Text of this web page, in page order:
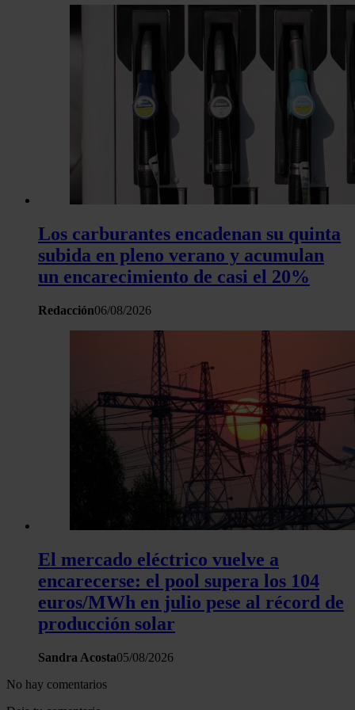
tráfico. Además, compartimos información sobre el uso que
sitio web con nuestros partners de redes sociales,
análisis web, quienes pueden combinarla con otra
haya proporcionado o que hayan recopilado a partir del uso
hecho de sus servicios.
Los carburantes encadenan su quinta
subida en pleno verano y acumulan
un encarecimiento de casi el 20%
Redacción06/08/2026
El mercado eléctrico vuelve a
encarecerse: el pool supera los 104
euros/MWh en julio pese al récord de
producción solar
Sandra Acosta05/08/2026
No hay comentarios